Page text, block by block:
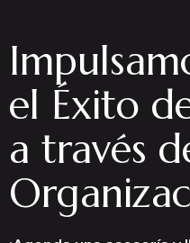
el Éxito
a través